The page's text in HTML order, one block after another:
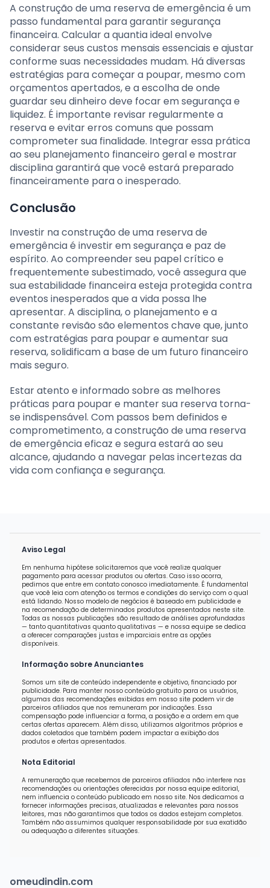
A construção de uma reserva de emergência é um
passo fundamental para garantir segurança
financeira. Calcular a quantia ideal envolve
considerar seus custos mensais essenciais e ajustar
conforme suas necessidades mudam. Há diversas
estratégias para começar a poupar, mesmo com
orçamentos apertados, e a escolha de onde
guardar seu dinheiro deve focar em segurança e
liquidez. É importante revisar regularmente a
reserva e evitar erros comuns que possam
comprometer sua finalidade. Integrar essa prática
ao seu planejamento financeiro geral e mostrar
disciplina garantirá que você estará preparado
financeiramente para o inesperado.
Conclusão
Investir na construção de uma reserva de
emergência é investir em segurança e paz de
espírito. Ao compreender seu papel crítico e
frequentemente subestimado, você assegura que
sua estabilidade financeira esteja protegida contra
eventos inesperados que a vida possa lhe
apresentar. A disciplina, o planejamento e a
constante revisão são elementos chave que, junto
com estratégias para poupar e aumentar sua
reserva, solidificam a base de um futuro financeiro
mais seguro.
Estar atento e informado sobre as melhores
práticas para poupar e manter sua reserva torna-
se indispensável. Com passos bem definidos e
comprometimento, a construção de uma reserva
de emergência eficaz e segura estará ao seu
alcance, ajudando a navegar pelas incertezas da
vida com confiança e segurança.
Aviso Legal
Em nenhuma hipótese solicitaremos que você realize qualquer
pagamento para acessar produtos ou ofertas. Caso isso ocorra,
pedimos que entre em contato conosco imediatamente. É fundamental
que você leia com atenção os termos e condições do serviço com o qual
está lidando. Nosso modelo de negócios é baseado em publicidade e
na recomendação de determinados produtos apresentados neste site.
Todas as nossas publicações são resultado de análises aprofundadas
— tanto quantitativas quanto qualitativas — e nossa equipe se dedica
a oferecer comparações justas e imparciais entre as opções
disponíveis.
Informação sobre Anunciantes
Somos um site de conteúdo independente e objetivo, financiado por
publicidade. Para manter nosso conteúdo gratuito para os usuários,
algumas das recomendações exibidas em nosso site podem vir de
parceiros afiliados que nos remuneram por indicações. Essa
compensação pode influenciar a forma, a posição e a ordem em que
certas ofertas aparecem. Além disso, utilizamos algoritmos próprios e
dados coletados que também podem impactar a exibição dos
produtos e ofertas apresentados.
Nota Editorial
A remuneração que recebemos de parceiros afiliados não interfere nas
recomendações ou orientações oferecidas por nossa equipe editorial,
nem influencia o conteúdo publicado em nosso site. Nos dedicamos a
fornecer informações precisas, atualizadas e relevantes para nossos
leitores, mas não garantimos que todos os dados estejam completos.
Também não assumimos qualquer responsabilidade por sua exatidão
ou adequação a diferentes situações.
omeudindin.com